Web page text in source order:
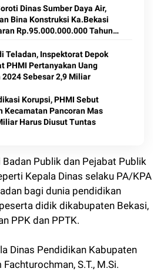
KETUA BAWASLU
Daya Air,
Bina Konstruksi Ka.Bekasi
Rp.95.000.000.000 Tahun
Teladan, Inspektorat Depok
PHMI Pertanyakan Uang
2024 Sebesar 2,9 Miliar
Korupsi, PHMI Sebut
Kecamatan Pancoran Mas
Harus Diusut Tuntas
Badan Publik dan Pejabat Publik
Kepala Dinas selaku PA/KPA
bagi dunia pendidikan
didik dikabupaten Bekasi,
PPK dan PPTK.
Dinas Pendidikan Kabupaten
S.T., M.Si.